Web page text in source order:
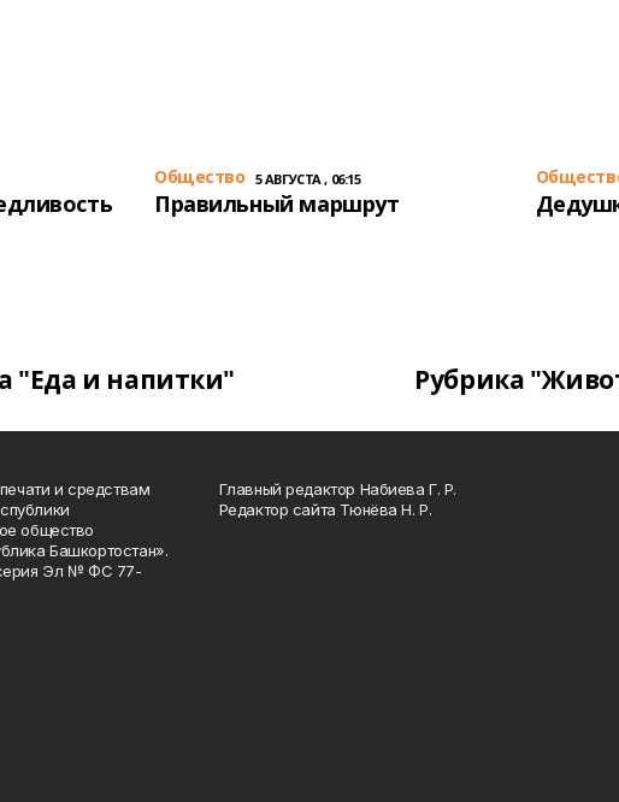
Общество 5 АВГУСТА , 06:15
Правильный маршрут
"Еда и напитки" Рубрика
и средствам
общество
Башкортостан».
Эл № ФС 77-
Главный редактор Набиева Г. Р.
Редактор сайта Тюнёва Н. Р.